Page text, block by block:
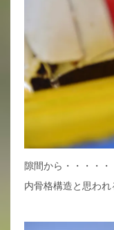
隙間から・・・・・
内骨格構造と思われ